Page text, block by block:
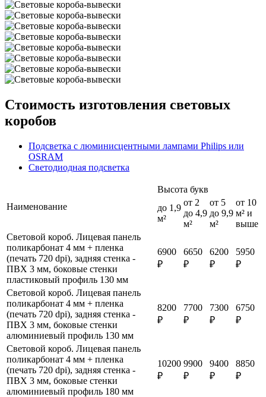
Стоимость изготовления световых
коробов
Подсветка с люминисцентными лампами Philips или
OSRAM
Светодиодная подсветка
Наименование
Высота букв
до 1,9
м²
от 2
до 4,9
м²
от 5
до 9,9
м²
от 10
м² и
выше
Световой короб. Лицевая панель
поликарбонат 4 мм + пленка
(печать 720 dpi), задняя стенка -
ПВХ 3 мм, боковые стенки
пластиковый профиль 130 мм
6900
₽
6650
₽
6200
₽
5950
₽
Световой короб. Лицевая панель
поликарбонат 4 мм + пленка
(печать 720 dpi), задняя стенка -
ПВХ 3 мм, боковые стенки
алюминиевый профиль 130 мм
8200
₽
7700
₽
7300
₽
6750
₽
Световой короб. Лицевая панель
поликарбонат 4 мм + пленка
(печать 720 dpi), задняя стенка -
ПВХ 3 мм, боковые стенки
алюминиевый профиль 180 мм
10200
₽
9900
₽
9400
₽
8850
₽